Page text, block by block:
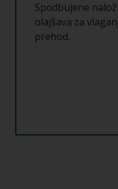
Spodbujene
olajšava za
prehod.